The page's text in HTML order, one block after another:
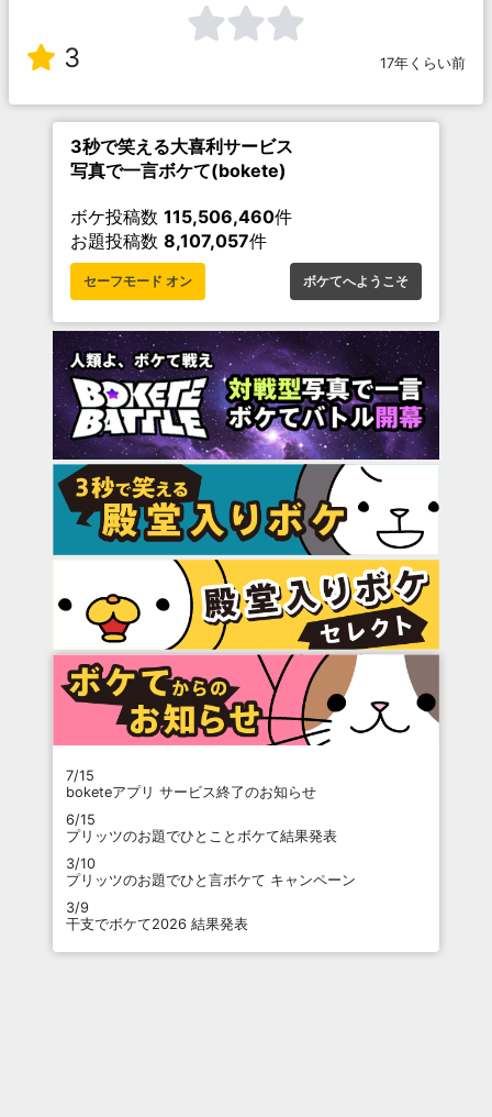
3 17年くらい前
3秒で笑える大喜利サービス
写真で一言ボケて(bokete)
ボケ投稿数 115,506,460件
お題投稿数 8,107,057件
セーフモード オン ボケてへようこそ
7/15
boketeアプリ サービス終了のお知らせ
6/15
プリッツのお題でひとことボケて結果発表
3/10
プリッツのお題でひと言ボケて キャンペーン
3/9
干支でボケて2026 結果発表